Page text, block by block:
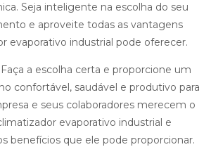
Seja inteligente na escolha do seu
e aproveite todas as vantagens
evaporativo industrial pode oferecer.
a escolha certa e proporcione um
confortável, saudável e produtivo para
e seus colaboradores merecem o
evaporativo industrial e
benefícios que ele pode proporcionar.